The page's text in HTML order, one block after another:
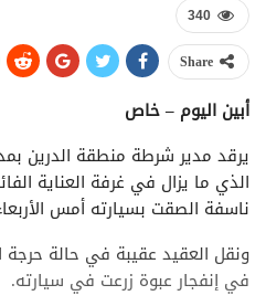
340
Share
أبين اليوم – خاص
يرقد مدير شرطة منطقة الدرين
الذي ما يزال في غرفة العناية
ناسفة الصقت بسيارته أمس
ونقل العقيد عقيبة في حالة
في إنفجار عبوة زرعت في سيارته.